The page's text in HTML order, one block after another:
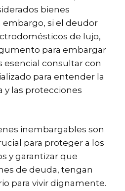
bienes
embargo, si el deudor
de lujo,
para embargar
esencial consultar con
para entender la
y las protecciones
inembargables son
para proteger a los
y garantizar que
de deuda, tengan
para vivir dignamente.